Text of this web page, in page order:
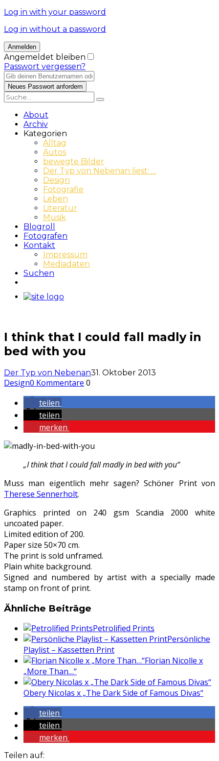
Log in with your password
Log in without a password
Angemeldet bleiben
Passwort vergessen?
About
Archiv
Kategorien
Alltag
Autos
bewegte Bilder
Der Typ von Nebenan liest: …
Design
Fotografie
Leben
Literatur
Musik
Blogroll
Fotografen
Kontakt
Impressum
Mediadaten
Suchen
I think that I could fall madly in
bed with you
Der Typ von Nebenan31. Oktober 2013
Design0 Kommentare 0
teilen
teilen
merken
„I think that I could fall madly in bed with you“
Muss man eigentlich mehr sagen? Schöner Print von
Therese Sennerholt.
Graphics printed on 240 gsm Scandia 2000 white
uncoated paper.
Limited edition of 200.
Paper size 50×70 cm.
The print is sold unframed.
Plain white background.
Signed and numbered by artist with a specially made
stamp on front of print.
Ähnliche Beiträge
Petrolified Prints
Persönliche
Playlist – Kassetten Print
Florian Nicolle x
„More Than…“
Obery Nicolas x „The Dark Side of Famous Divas“
teilen
teilen
merken
Teilen auf: